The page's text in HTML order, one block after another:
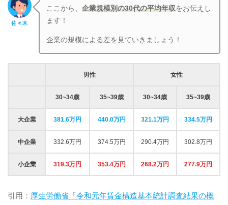
佐々木
ここから、企業規模別の30代の平均年収をお伝えし
ます！
企業の規模による差を見ていきましょう！
男性 女性
30~34歳 35~39歳 30~34歳 35~39歳
大企業 381.6万円 440.0万円 321.1万円 334.5万円
中企業 332.6万円 374.5万円 290.4万円 302.8万円
小企業 319.3万円 353.4万円 268.2万円 277.9万円
引用： 厚生労働省「令和元年賃金構造基本統計調査結果の概